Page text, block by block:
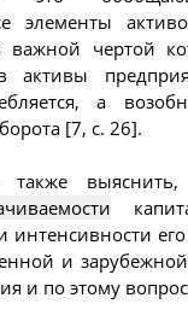
элементы
важной чертой
активы
а
[7, с. 26].
также
интенсивности
и
и по этому